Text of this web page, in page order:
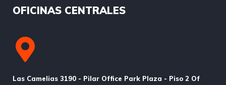
OFICINAS CENTRALES
Las Camelias 3190 - Pilar Office Park Plaza - Piso 2 Of